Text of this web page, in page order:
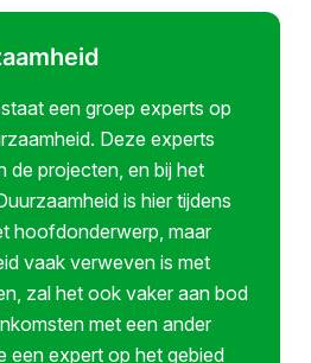
een groep experts op
Deze experts
de projecten, en bij het
is hier tijdens
hoofdonderwerp, maar
vaak verweven is met
zal het ook vaker aan bod
met een ander
een expert op het gebied